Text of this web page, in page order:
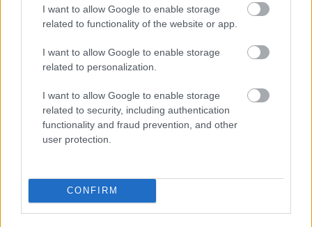
I want to allow Google to enable storage
related to functionality of the website or app.
I want to allow Google to enable storage
related to personalization.
I want to allow Google to enable storage
related to security, including authentication
functionality and fraud prevention, and other
user protection.
CONFIRM
10 ember, aki zavarba
zárta a
slusszkulcsot…
asztalt tett ki az